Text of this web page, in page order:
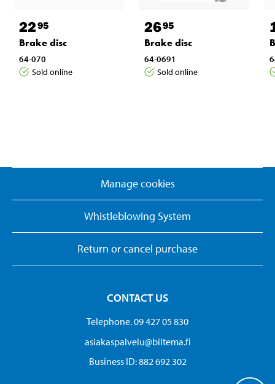
2295
Brake disc
64-070
Sold online
2695
Brake disc
64-0691
Sold online
Manage cookies
Whistleblowing System
Return or cancel purchase
CONTACT US
Telephone. 09 427 05 830
asiakaspalvelu@biltema.fi
Business ID:​ 882 692 302